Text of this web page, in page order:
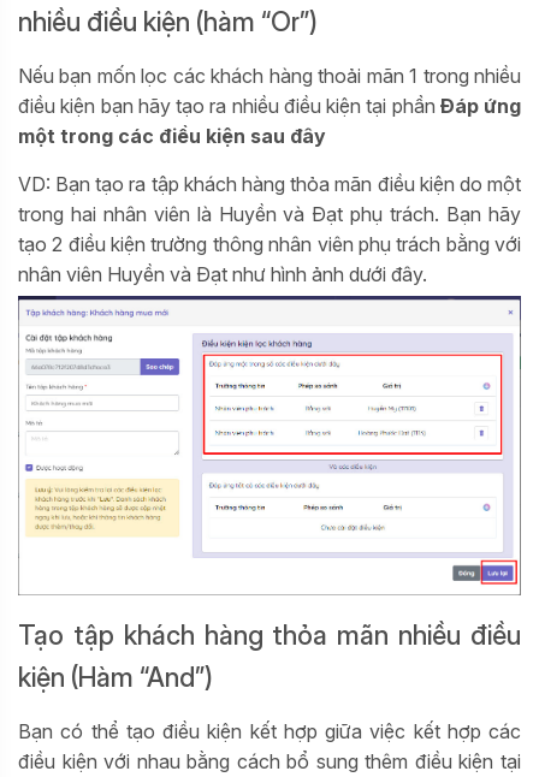
nhiều điều kiện (hàm “Or”)
Nếu bạn mốn lọc các khách hàng thoải mãn 1 trong nhiều
điều kiện bạn hãy tạo ra nhiều điều kiện tại phần Đáp ứng
một trong các điều kiện sau đây
VD: Bạn tạo ra tập khách hàng thỏa mãn điều kiện do một
trong hai nhân viên là Huyền và Đạt phụ trách. Bạn hãy
tạo 2 điều kiện trường thông nhân viên phụ trách bằng với
nhân viên Huyền và Đạt như hình ảnh dưới đây.
Tạo tập khách hàng thỏa mãn nhiều điều
kiện (Hàm “And”)
Bạn có thể tạo điều kiện kết hợp giữa việc kết hợp các
điều kiện với nhau bằng cách bổ sung thêm điều kiện tại